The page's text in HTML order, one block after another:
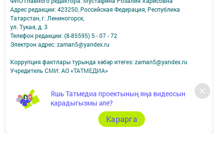
Яшь Татмедиа проектының яңа видеосын
карадыгызмы әле?
Карарга
Адрес редакции: 423250, Российская Федерация, Республика
Татарстан, г. Лениногорск,
ул. Тукая, д. 3
Телефон редакции: (8-85595) 5 - 07 - 72
Электрон адрес: zaman5@yandex.ru
Коррупция фактлары турында хәбәр итегез: zaman5@yandex.ru
Учредитель СМИ: АО «ТАТМЕДИА»
Антикоррупционная политика
АО «ТАТМЕДИА» использует «cookie»для персонализации сервисов и
удобства пользователей сайтом.
Использование «cookie» можно отменить в настройках браузера.
Политика конфиденциальности